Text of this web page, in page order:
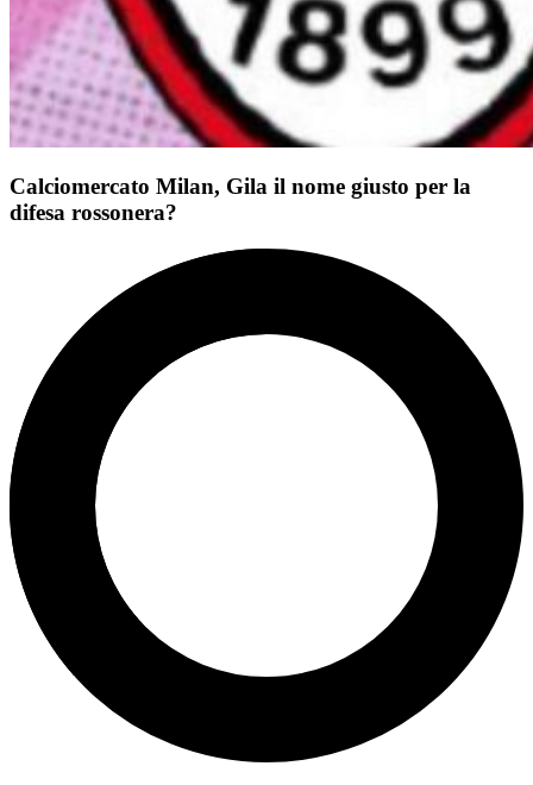
Calciomercato Milan, Gila il nome giusto per la
difesa rossonera?